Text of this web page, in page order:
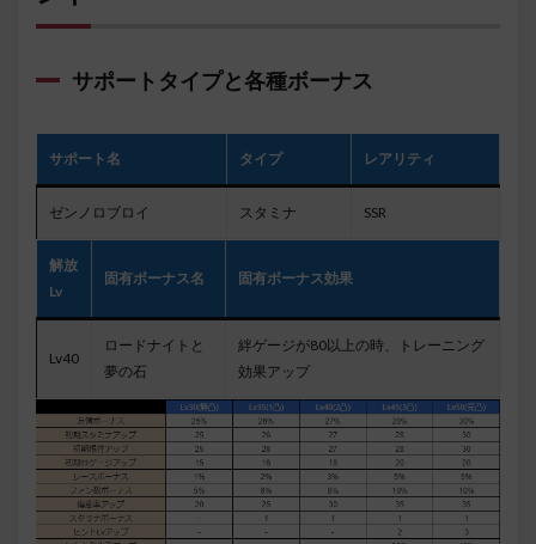
サポートタイプと各種ボーナス
サポート名 タイプ レアリティ
ゼンノロブロイ スタミナ SSR
解放
Lv
固有ボーナス名 固有ボーナス効果
Lv40
ロードナイトと
夢の石
絆ゲージが80以上の時、トレーニング
効果アップ